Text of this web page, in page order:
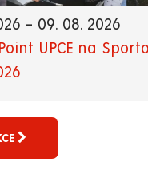
– 09. 08. 2026
UPCE na